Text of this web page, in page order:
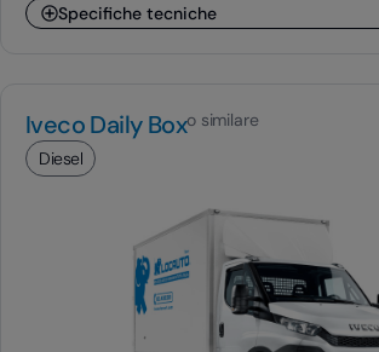
Specifiche tecniche
Iveco Daily Boxo similare
Diesel